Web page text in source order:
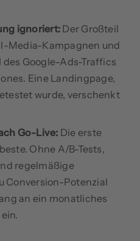
ignoriert: Der Großteil
Media-Kampagnen und
Google-Ads-Traffics
Eine Landingpage,
wurde, verschenkt
Go-Live: Die erste
Ohne A/B-Tests,
regelmäßige
Conversion-Potenzial
an ein monatliches